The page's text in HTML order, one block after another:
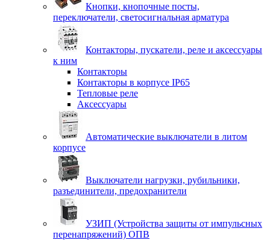
Кнопки, кнопочные посты,
переключатели, светосигнальная арматура
Контакторы, пускатели, реле и аксессуары
к ним
Контакторы
Контакторы в корпусе IP65
Тепловые реле
Аксессуары
Автоматические выключатели в литом
корпусе
Выключатели нагрузки, рубильники,
разъединители, предохранители
УЗИП (Устройства защиты от импульсных
перенапряжений) ОПВ